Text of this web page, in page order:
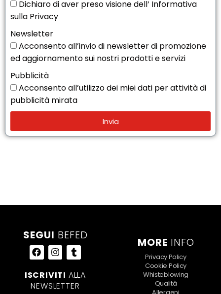
Dichiaro di aver preso visione dell’ Informativa
sulla Privacy
Newsletter
Acconsento all’invio di newsletter di promozione
ed aggiornamento sui nostri prodotti e servizi
Pubblicità
Acconsento all’utilizzo dei miei dati per attività di
pubblicità mirata
Invia
MORE INFO
Privacy Policy
Cookie Policy
Whisteblowing
Qualità
Allergeni
SEGUI BEFED
ISCRIVITI ALLA
NEWSLETTER